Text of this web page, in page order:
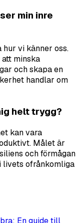
min inre
vi känner oss.
minska
och skapa en
handlar om
helt trygg?
kan vara
Målet är
och förmågan
livets ofrånkomliga